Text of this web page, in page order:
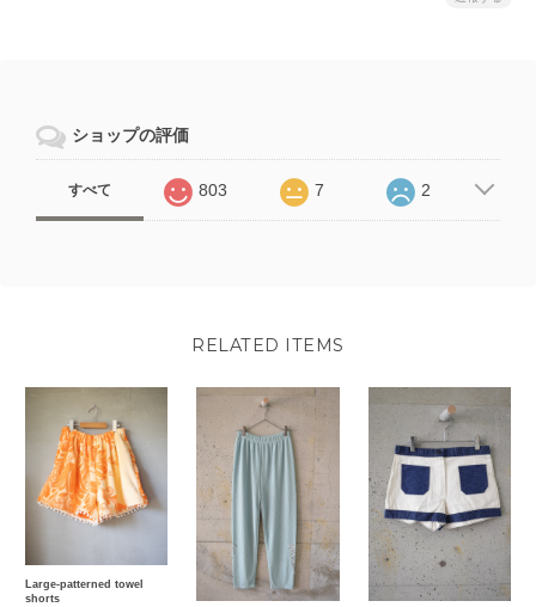
ショップの評価
すべて 803 7 2
RELATED ITEMS
Large-patterned towel
shorts